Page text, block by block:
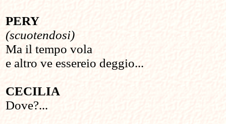
PERY
(scuotendosi)
Ma il tempo vola
e altro ve essereio deggio...
CECILIA
Dove?...